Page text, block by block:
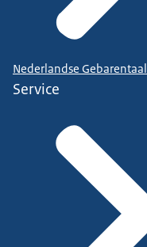
Nederlandse Gebarentaal
Service